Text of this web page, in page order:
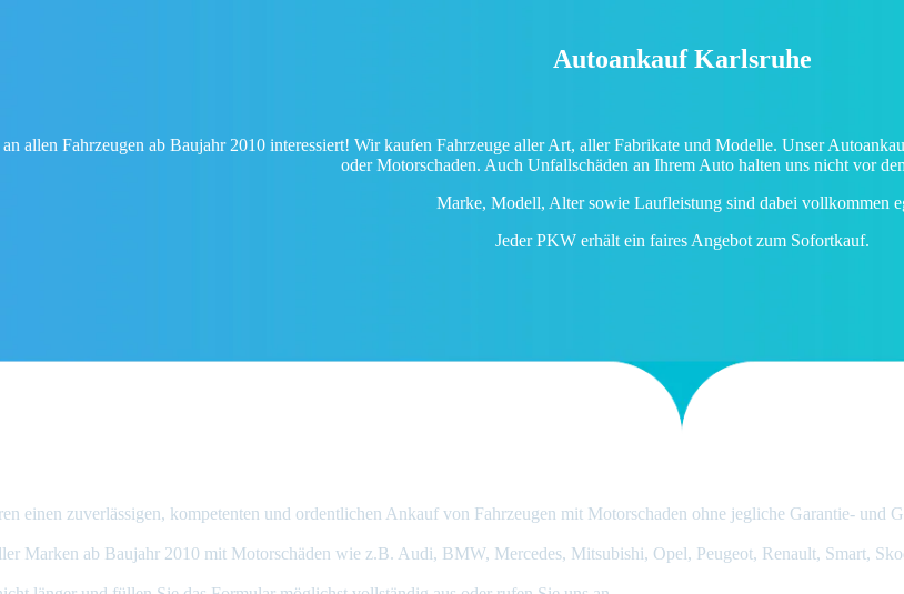
Autoankauf Karlsruhe
allen Fahrzeugen ab Baujahr 2010 interessiert! Wir kaufen Fahrzeuge aller Art, aller Fabrikate und Modelle. Unser
oder Motorschaden. Auch Unfallschäden an Ihrem Auto halten uns nicht vor
Marke, Modell, Alter sowie Laufleistung sind dabei vollkommen
Jeder PKW erhält ein faires Angebot zum Sofortkauf.
einen zuverlässigen, kompetenten und ordentlichen Ankauf von Fahrzeugen mit Motorschaden ohne jegliche Garantie- und
Marken ab Baujahr 2010 mit Motorschäden wie z.B. Audi, BMW, Mercedes, Mitsubishi, Opel, Peugeot, Renault, Smart,